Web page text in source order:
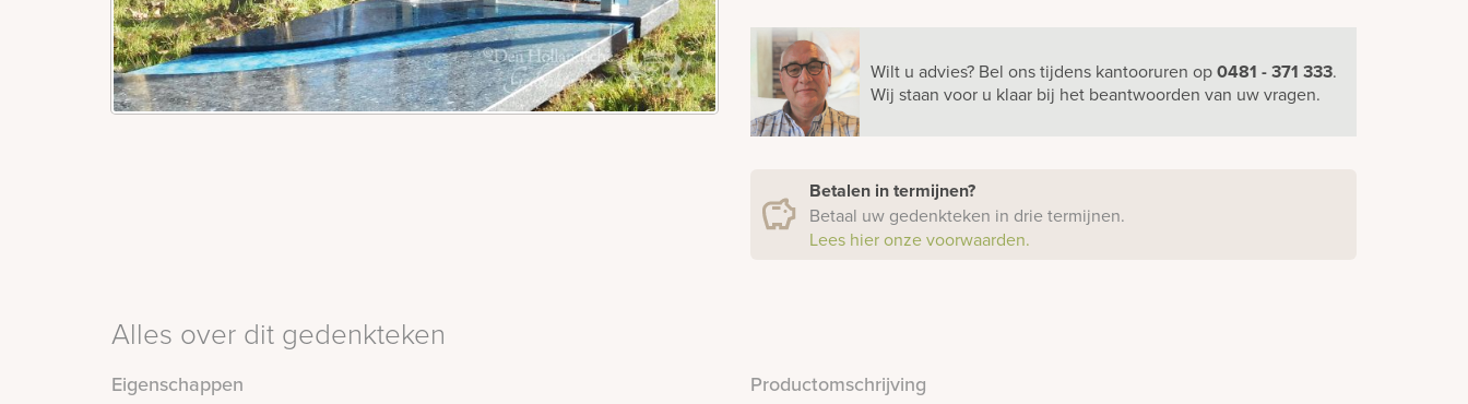
Wilt u advies? Bel onstijdens kantooruren op0481 - 371 333.
Wij staan voor u klaar bij het beantwoorden van uw vragen.
Betalen in termijnen?
Betaal uw gedenkteken in drie termijnen.
Lees hier onze voorwaarden.
Alles over dit gedenkteken
Eigenschappen Productomschrijving